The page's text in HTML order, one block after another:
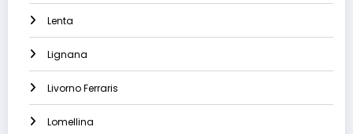
Lenta
Lignana
Livorno Ferraris
Lomellina